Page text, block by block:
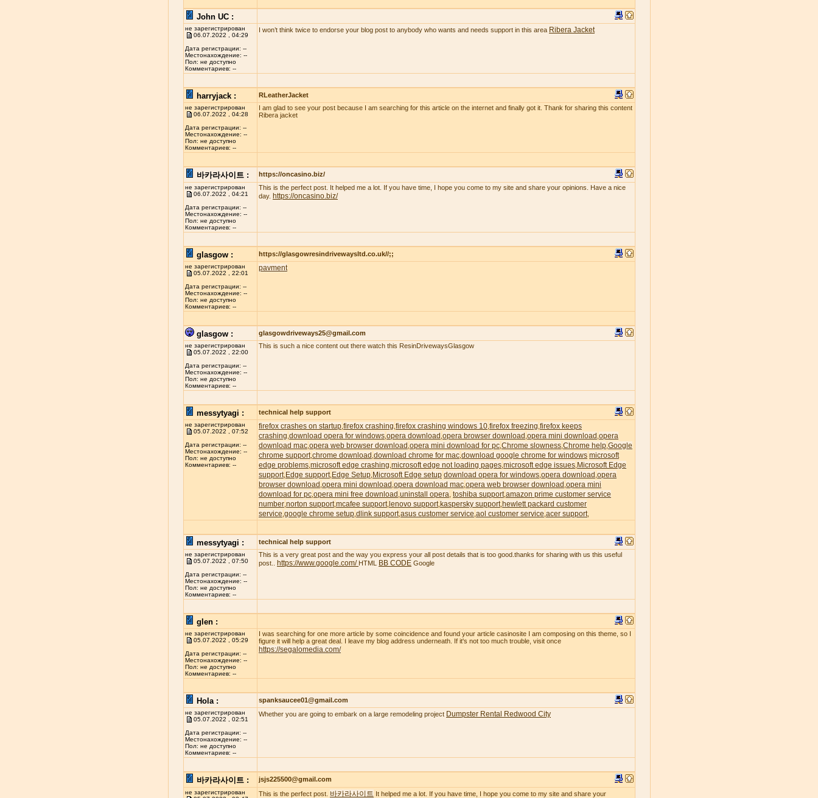
John UC :
не зарегистрирован
06.07.2022 , 04:29
Дата регистрации: --
Местонахождение: --
Пол: не доступно
Комментариев: --
I won’t think twice to endorse your blog post to anybody who wants and needs support in this area Ribera Jacket
harryjack : RLeatherJacket
не зарегистрирован
06.07.2022 , 04:28
Дата регистрации: --
Местонахождение: --
Пол: не доступно
Комментариев: --
I am glad to see your post because I am searching for this article on the internet and finally got it. Thank for sharing this content
Ribera jacket
바카라사이트 : https://oncasino.biz/
не зарегистрирован
06.07.2022 , 04:21
Дата регистрации: --
Местонахождение: --
Пол: не доступно
Комментариев: --
This is the perfect post. It helped me a lot. If you have time, I hope you come to my site and share your opinions. Have a nice
day. https://oncasino.biz/
glasgow : https://glasgowresindrivewaysltd.co.uk//;;
не зарегистрирован
05.07.2022 , 22:01
Дата регистрации: --
Местонахождение: --
Пол: не доступно
Комментариев: --
pavment
glasgow : glasgowdriveways25@gmail.com
не зарегистрирован
05.07.2022 , 22:00
Дата регистрации: --
Местонахождение: --
Пол: не доступно
Комментариев: --
This is such a nice content out there watch this ResinDrivewaysGlasgow
messytyagi : technical help support
не зарегистрирован
05.07.2022 , 07:52
Дата регистрации: --
Местонахождение: --
Пол: не доступно
Комментариев: --
firefox crashes on startup firefox crashing firefox crashing windows 10 firefox freezing firefox keeps
crashing download opera for windows opera download opera browser download opera mini download opera
download mac opera web browser download opera mini download for pc Chrome slowness Chrome help Google
chrome support chrome download download chrome for mac download google chrome for windows microsoft
edge problems microsoft edge crashing microsoft edge not loading pages microsoft edge issues Microsoft Edge
support Edge support Edge Setup Microsoft Edge setup download opera for windows opera download opera
browser download opera mini download opera download mac opera web browser download opera mini
download for pc opera mini free download uninstall opera toshiba support amazon prime customer service
number norton support mcafee support lenovo support kaspersky support hewlett packard customer
service google chrome setup dlink support asus customer service aol customer service acer support
messytyagi : technical help support
не зарегистрирован
05.07.2022 , 07:50
Дата регистрации: --
Местонахождение: --
Пол: не доступно
Комментариев: --
This is a very great post and the way you express your all post details that is too good.thanks for sharing with us this useful
post..
https://www.google.com/ HTML BB CODE Google
glen :
не зарегистрирован
05.07.2022 , 05:29
Дата регистрации: --
Местонахождение: --
Пол: не доступно
Комментариев: --
I was searching for one more article by some coincidence and found your article casinosite I am composing on this theme, so I
figure it will help a great deal. I leave my blog address underneath. If it's not too much trouble, visit once
https://segalomedia.com/
Hola : spanksaucee01@gmail.com
не зарегистрирован
05.07.2022 , 02:51
Дата регистрации: --
Местонахождение: --
Пол: не доступно
Комментариев: --
Whether you are going to embark on a large remodeling project Dumpster Rental Redwood City
바카라사이트 : jsjs225500@gmail.com
не зарегистрирован
This is the perfect post. 바카라사이트 It helped me a lot. If you have time, I hope you come to my site and share your